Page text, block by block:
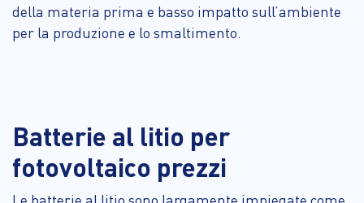
della materia prima e basso impatto sull’ambiente
per la produzione e lo smaltimento.
Batterie al litio per
fotovoltaico prezzi
Le batterie al litio sono largamente impiegate come